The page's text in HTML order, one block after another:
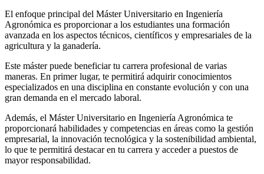
El enfoque principal del Máster Universitario en Ingeniería
Agronómica es proporcionar a los estudiantes una formación
avanzada en los aspectos técnicos, científicos y empresariales de la
agricultura y la ganadería.
Este máster puede beneficiar tu carrera profesional de varias
maneras. En primer lugar, te permitirá adquirir conocimientos
especializados en una disciplina en constante evolución y con una
gran demanda en el mercado laboral.
Además, el Máster Universitario en Ingeniería Agronómica te
proporcionará habilidades y competencias en áreas como la gestión
empresarial, la innovación tecnológica y la sostenibilidad ambiental,
lo que te permitirá destacar en tu carrera y acceder a puestos de
mayor responsabilidad.